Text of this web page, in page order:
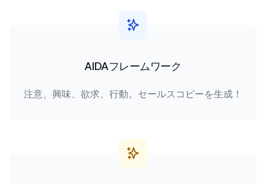
AIDAフレームワーク
注意、興味、欲求、行動。セールスコピーを生成！